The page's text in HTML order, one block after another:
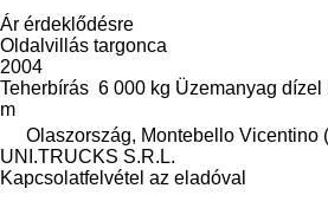
Ár érdeklődésre
Oldalvillás targonca
2004
Teherbírás 6 000 kg Üzemanyag dízel
m
Olaszország, Montebello Vicentino
UNI.TRUCKS S.R.L.
Kapcsolatfelvétel az eladóval